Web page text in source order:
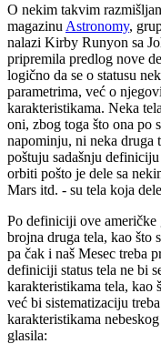
O nekim takvim
magazinu Astronomy,
nalazi Kirby Runyon sa
pripremila predlog nove
logično da se o statusu
parametrima, već o
karakteristikama. Neka
oni, zbog toga što ona po
napominju, ni neka druga
poštuju sadašnju
orbiti pošto je dele sa
Mars itd. - su tela koja
Po definiciji ove američke
brojna druga tela, kao što
pa čak i naš Mesec treba
definiciji status tela ne bi
karakteristikama tela, kao
već bi sistematizaciju
karakteristikama
glasila: